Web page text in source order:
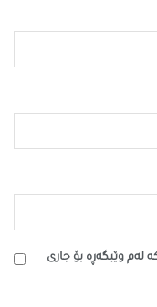
لەم وێبگەڕە بۆ جاری